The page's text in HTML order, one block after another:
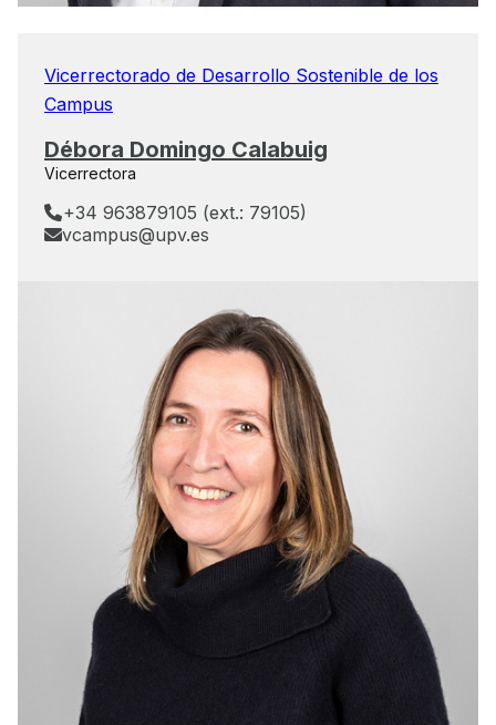
Vicerrectorado de Desarrollo Sostenible de los
Campus
Débora Domingo Calabuig
Vicerrectora
+34 963879105 (ext.: 79105)
vcampus@upv.es